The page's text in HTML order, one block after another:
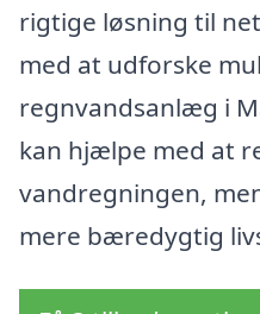
rigtige løsning til
med at udforske
regnvandsanlæg i
kan hjælpe med at
vandregningen,
mere bæredygtig